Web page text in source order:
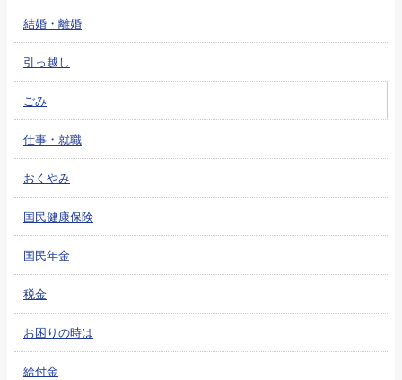
結婚・離婚
引っ越し
ごみ
仕事・就職
おくやみ
国民健康保険
国民年金
税金
お困りの時は
給付金